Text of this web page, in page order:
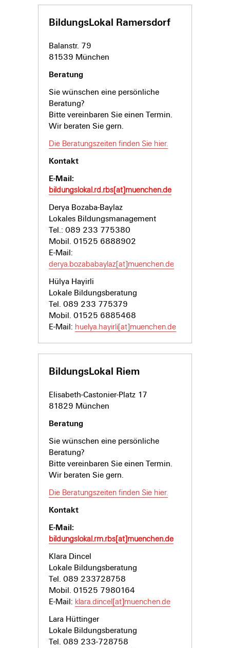
BildungsLokal Ramersdorf
Balanstr. 79
81539 München
Beratung
Sie wünschen eine persönliche
Beratung?
Bitte vereinbaren Sie einen Termin.
Wir beraten Sie gern.
Die Beratungszeiten finden Sie hier.
Kontakt
E-Mail:
bildungslokal.rd.rbs[at]muenchen.de
Derya Bozaba-Baylaz
Lokales Bildungsmanagement
Tel.: 089 233 775380
Mobil. 01525 6888902
E-Mail:
derya.bozababaylaz[at]muenchen.de
Hülya Hayirli
Lokale Bildungsberatung
Tel. 089 233 775379
Mobil. 01525 6885468
E-Mail: huelya.hayirli[at]muenchen.de
BildungsLokal Riem
Elisabeth-Castonier-Platz 17
81829 München
Beratung
Sie wünschen eine persönliche
Beratung?
Bitte vereinbaren Sie einen Termin.
Wir beraten Sie gern.
Die Beratungszeiten finden Sie hier.
Kontakt
E-Mail:
bildungslokal.rm.rbs[at]muenchen.de
Klara Dincel
Lokale Bildungsberatung
Tel. 089 233728758
Mobil. 01525 7980164
E-Mail: klara.dincel[at]muenchen.de
Lara Hüttinger
Lokale Bildungsberatung
Tel. 089 233-728758